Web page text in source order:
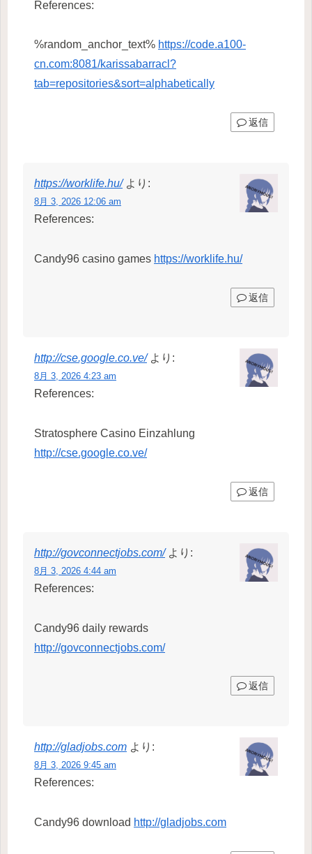
References:
%random_anchor_text% https://code.a100-
cn.com:8081/karissabarracl?
tab=repositories&sort=alphabetically
返信
https://worklife.hu/ より:
8月 3, 2026 12:06 am
References:
Candy96 casino games https://worklife.hu/
返信
http://cse.google.co.ve/ より:
8月 3, 2026 4:23 am
References:
Stratosphere Casino Einzahlung
http://cse.google.co.ve/
返信
http://govconnectjobs.com/ より:
8月 3, 2026 4:44 am
References:
Candy96 daily rewards
http://govconnectjobs.com/
返信
http://gladjobs.com より:
8月 3, 2026 9:45 am
References:
Candy96 download http://gladjobs.com